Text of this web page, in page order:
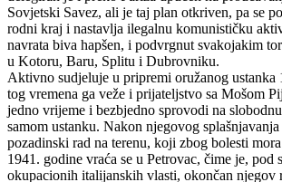
Sovjetski Savez, ali je taj plan otkriven, pa se
rodni kraj i nastavlja ilegalnu komunističku
navrata biva hapšen, i podvrgnut svakojakim
u Kotoru, Baru, Splitu i Dubrovniku.
Aktivno sudjeluje u pripremi oružanog ustanka
tog vremena ga veže i prijateljstvo sa Mošom
jedno vrijeme i bezbjedno sprovodi na
samom ustanku. Nakon njegovog splašnjavanja
pozadinski rad na terenu, koji zbog bolesti
1941. godine vraća se u Petrovac, čime je, pod
okupacionih italijanskih vlasti, okončan njegov